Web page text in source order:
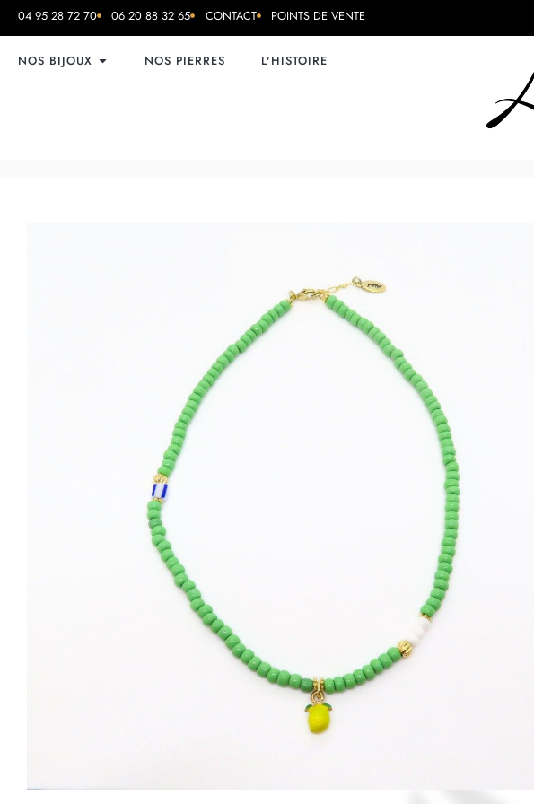
04 95 28 72 70 06 20 88 32 65 CONTACT POINTS DE VENTE
NOS BIJOUX NOS PIERRES L'HISTOIRE